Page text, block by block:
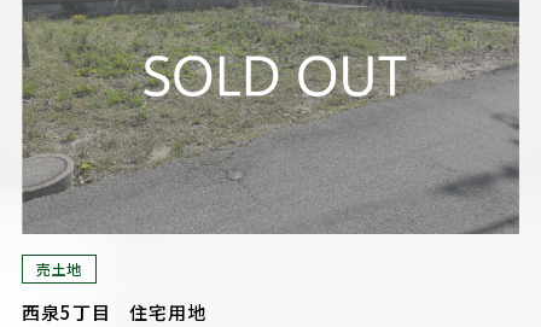
売土地
西泉5丁目 住宅用地